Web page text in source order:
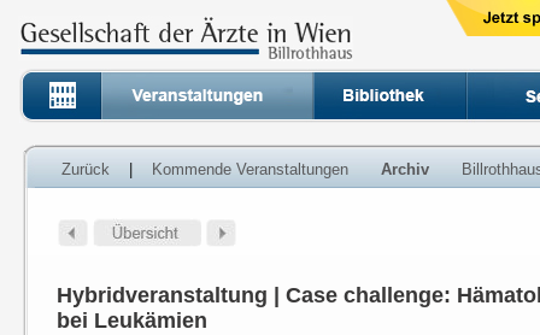
Zurück Kommende Veranstaltungen Archiv
Hybridveranstaltung | Case challenge:
bei Leukämien